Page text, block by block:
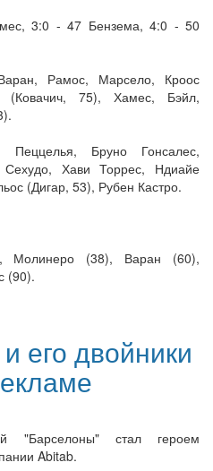
3:0 - 47 Бензема, 4:0 - 50
Рамос, Марсело, Кроос
75), Хамес, Бэйл,
Пеццелья, Бруно Гонсалес,
Хави Торрес, Ндиайе
(Дигар, 53), Рубен Кастро.
Молинеро (38), Варан (60),
(90).
его двойники
"Барселоны" стал героем
Abitab.